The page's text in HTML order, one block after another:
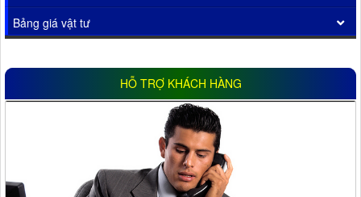
Bảng giá vật tư
HỖ TRỢ KHÁCH HÀNG